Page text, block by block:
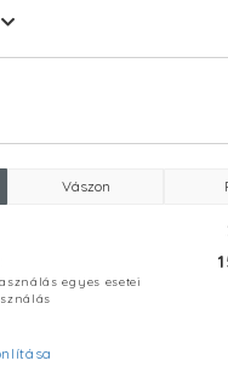
Vászon
egyes esetei